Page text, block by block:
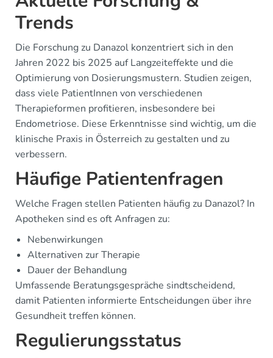
Trends
Die Forschung zu Danazol konzentriert sich in den
Jahren 2022 bis 2025 auf Langzeiteffekte und die
Optimierung von Dosierungsmustern. Studien zeigen,
dass viele PatientInnen von verschiedenen
Therapieformen profitieren, insbesondere bei
Endometriose. Diese Erkenntnisse sind wichtig, um die
klinische Praxis in Österreich zu gestalten und zu
verbessern.
Häufige Patientenfragen
Welche Fragen stellen Patienten häufig zu Danazol? In
Apotheken sind es oft Anfragen zu:
Nebenwirkungen
Alternativen zur Therapie
Dauer der Behandlung
Umfassende Beratungsgespräche sindtscheidend,
damit Patienten informierte Entscheidungen über ihre
Gesundheit treffen können.
Regulierungsstatus